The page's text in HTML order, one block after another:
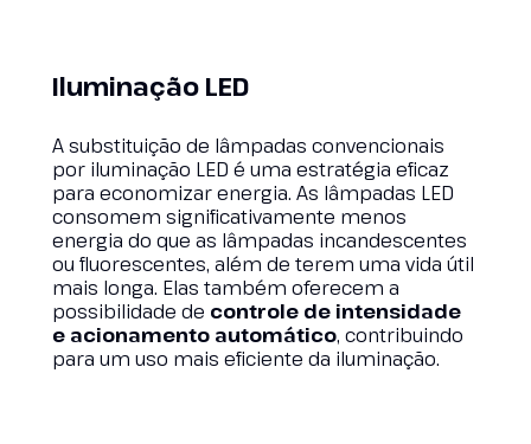
Iluminação LED
A substituição de lâmpadas convencionais
por iluminação LED é uma estratégia eficaz
para economizar energia. As lâmpadas LED
consomem significativamente menos
energia do que as lâmpadas incandescentes
ou fluorescentes, além de terem uma vida útil
mais longa. Elas também oferecem a
possibilidade de controle de intensidade
e acionamento automático, contribuindo
para um uso mais eficiente da iluminação.